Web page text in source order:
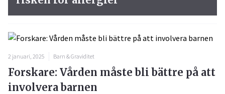
2 januari, 2025 Barn & Graviditet
Forskare: Vården måste bli bättre på att
involvera barnen